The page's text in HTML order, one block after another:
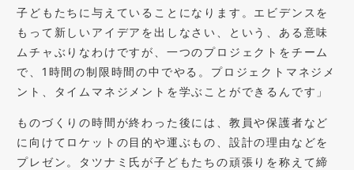
子どもたちに与えていることになります。エビデンスを
もって新しいアイデアを出しなさい、という、ある意味
ムチャぶりなわけですが、一つのプロジェクトをチーム
で、1時間の制限時間の中でやる。プロジェクトマネジメ
ント、タイムマネジメントを学ぶことができるんです」
ものづくりの時間が終わった後には、教員や保護者など
に向けてロケットの目的や運ぶもの、設計の理由などを
プレゼン。タツナミ氏が子どもたちの頑張りを称えて締